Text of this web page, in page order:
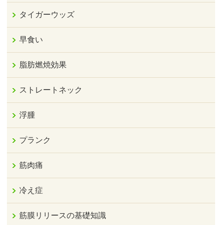
タイガーウッズ
早食い
脂肪燃焼効果
ストレートネック
浮腫
プランク
筋肉痛
冷え症
筋膜リリースの基礎知識